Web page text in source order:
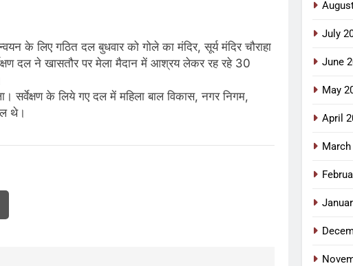
के लिए गठित दल बुधवार को गोले का मंदिर, सूर्य मंदिर चौराहा
दल ने खासतौर पर मेला मैदान में आश्रय लेकर रह रहे 30
सर्वेक्षण के लिये गए दल में महिला बाल विकास, नगर निगम,
थे।
July
June
May
April